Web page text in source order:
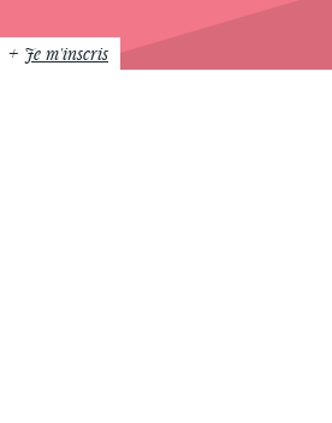
Je m'inscris